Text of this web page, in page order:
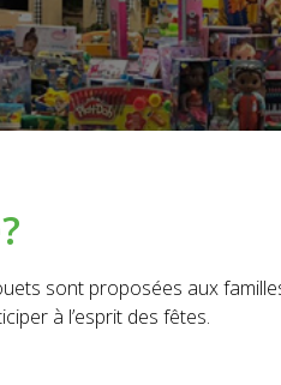
sont proposées aux
à l’esprit des fêtes.